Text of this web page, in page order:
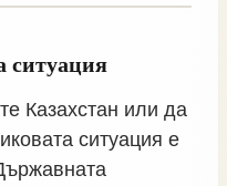
ситуация
Казахстан или да
ситуация е